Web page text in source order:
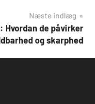
Næste indlæg
Hvordan de påvirker
og skarphed